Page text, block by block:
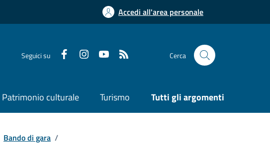
Accedi all'area personale
Seguici su Cerca
Patrimonio culturale Turismo Tutti gli argomenti
Bando di gara /